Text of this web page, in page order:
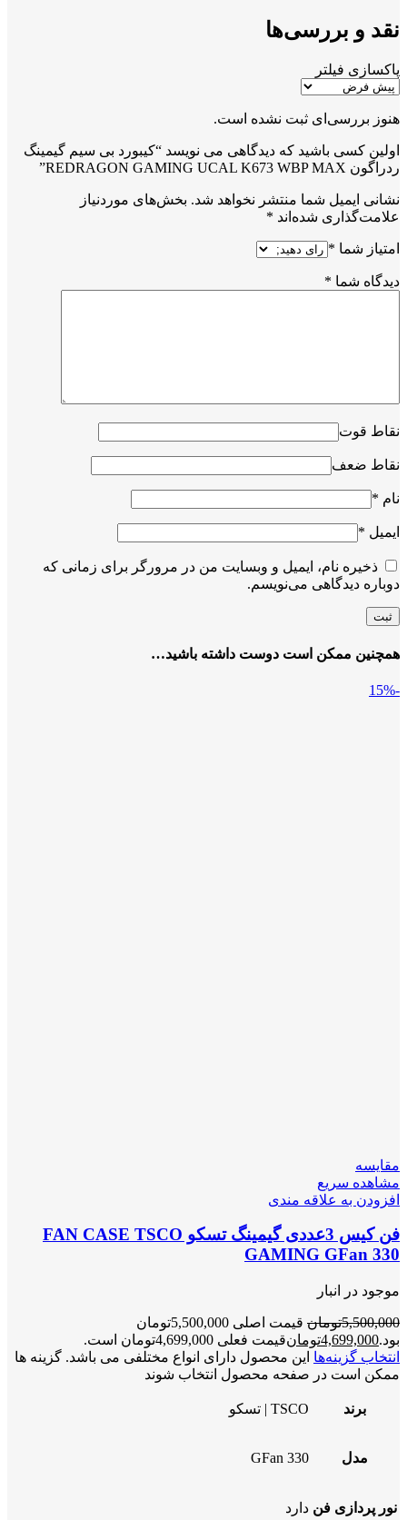
نقد و بررسی‌ها
پاکسازی فیلتر
هنوز بررسی‌ای ثبت نشده است.
اولین کسی باشید که دیدگاهی می نویسد “کیبورد بی سیم گیمینگ
ردراگون REDRAGON GAMING UCAL K673 WBP MAX”
نشانی ایمیل شما منتشر نخواهد شد. بخش‌های موردنیاز
علامت‌گذاری شده‌اند *
امتیاز شما *
دیدگاه شما *
نقاط قوت
نقاط ضعف
نام *
ایمیل *
ذخیره نام، ایمیل و وبسایت من در مرورگر برای زمانی که
دوباره دیدگاهی می‌نویسم.
همچنین ممکن است دوست داشته باشید…
-15%
مقایسه
مشاهده سریع
افزودن به علاقه مندی
فن کیس 3عددی گیمینگ تسکو FAN CASE TSCO
GAMING GFan 330
موجود در انبار
5,500,000تومان
قیمت اصلی 5,500,000تومان
بود.4,699,000تومانقیمت فعلی 4,699,000تومان است.
انتخاب گزینه‌ها این محصول دارای انواع مختلفی می باشد. گزینه ها
ممکن است در صفحه محصول انتخاب شوند
برند TSCO | تسکو
مدل GFan 330
نور پردازی فن دارد